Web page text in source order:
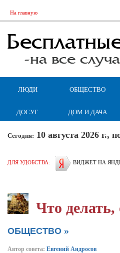
На главную
ЛЮДИ ОБЩЕСТВО
ДОСУГ ДОМ И ДАЧА
Сегодня: 10 августа 2026 г.,
ДЛЯ УДОБСТВА: ВИДЖЕТ НА
Что делать,
ОБЩЕСТВО »
Автор совета: Евгений Андросов